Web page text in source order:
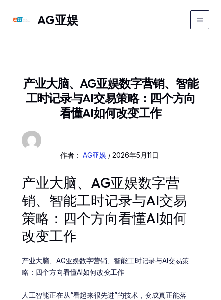
AG亚娱
Main
产业大脑、AG亚娱数字营销、智能
工时记录与AI交易策略：四个方向
看懂AI如何改变工作
作者： AG亚娱 / 2026年5月11日
产业大脑、AG亚娱数字营
销、智能工时记录与AI交易
策略：四个方向看懂AI如何
改变工作
产业大脑、AG亚娱数字营销、智能工时记录与AI交易策
略：四个方向看懂AI如何改变工作
人工智能正在从“看起来很先进”的技术，变成真正能落